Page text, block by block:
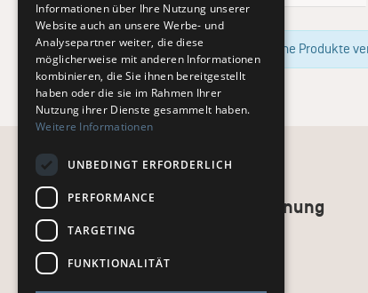
Im Moment sind keine Produkte
Recht und Ordnung
Impressum
Informationen über Ihre Nutzung unserer
Website auch an unsere Werbe- und
Analysepartner weiter, die diese
möglicherweise mit anderen Informationen
kombinieren, die Sie ihnen bereitgestellt
haben oder die sie im Rahmen Ihrer
Nutzung ihrer Dienste gesammelt haben.
Weitere Informationen
UNBEDINGT ERFORDERLICH
PERFORMANCE
TARGETING
FUNKTIONALITÄT